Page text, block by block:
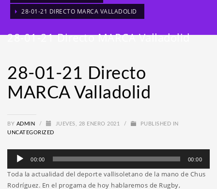
28-01-21 DIRECTO MARCA VALLADOLID
28-01-21 Directo MARCA Valladolid
28-01-21 Directo
MARCA Valladolid
BY ADMIN / JUEVES, 28 ENERO 2021 /
PUBLISHED IN
UNCATEGORIZED
Reproductor
audio
00:00 00:00
Toda la actualidad del deporte vallisoletano de la mano de Chus
Rodríguez. En el progama de hoy hablaremos de Rugby,